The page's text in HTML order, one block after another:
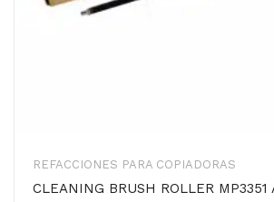
REFACCIONES PARA COPIADORAS
CLEANING BRUSH ROLLER